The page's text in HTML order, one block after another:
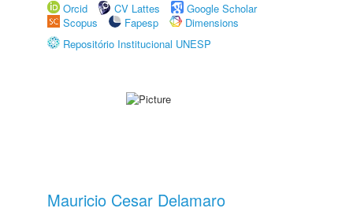
Orcid
CV Lattes
Google Scholar
Scopus
Fapesp
Dimensions
Repositório Institucional UNESP
Mauricio Cesar Delamaro